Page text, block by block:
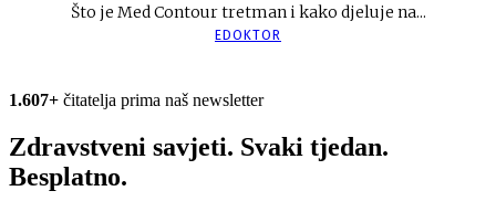
Što je Med Contour tretman i kako djeluje na...
EDOKTOR
1.607+ čitatelja prima naš newsletter
Zdravstveni savjeti. Svaki tjedan.
Besplatno.